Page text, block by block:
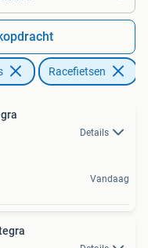
Racefietsen
Details
Vandaag